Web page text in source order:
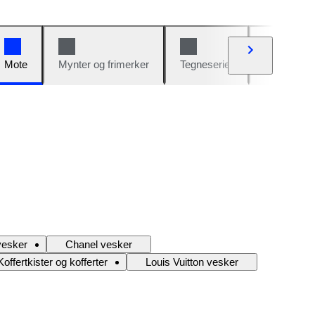
Mote Mynter og frimerker Tegneserier
Chanel vesker
og kofferter
Louis Vuitton vesker